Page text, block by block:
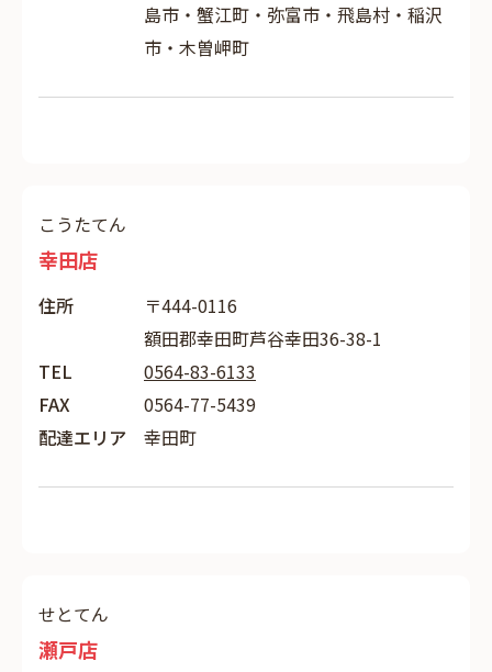
島市・蟹江町・弥富市・飛島村・稲沢
市・木曽岬町
こうたてん
幸田店
住所
〒444-0116
額田郡幸田町芦谷幸田36-38-1
TEL
0564-83-6133
FAX
0564-77-5439
配達エリア
幸田町
せとてん
瀬戸店